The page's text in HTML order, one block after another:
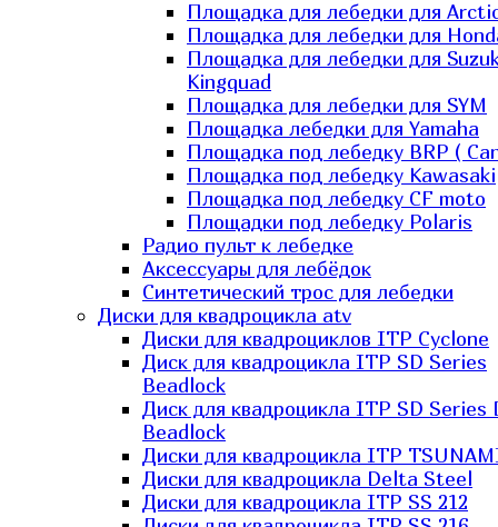
Площадка для лебедки для
Площадка для лебедки для
Площадка для лебедки для
Kingquad
Площадка для лебедки для SYM
Площадка лебедки для Yamaha
Площадка под лебедку BRP (
Площадка под лебедку Kawasaki
Площадка под лебедку СF moto
Площадки под лебедку Polaris
Радио пульт к лебедке
Аксессуары для лебёдок
Синтетический трос для лебедки
Диски для квадроцикла atv
Диски для квадроциклов ITP Cyclone
Диск для квадроцикла ITP SD Series
Beadlock
Диск для квадроцикла ITP SD Series
Beadlock
Диски для квадроцикла ITP
Диски для квадроцикла Delta Steel
Диски для квадроцикла ITP SS 212